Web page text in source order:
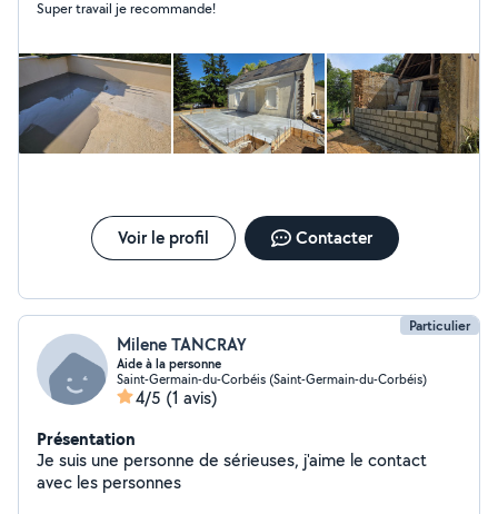
Super travail je recommande!
Voir le profil Contacter
Particulier
Milene TANCRAY
Aide à la personne
Saint-Germain-du-Corbéis (Saint-Germain-du-Corbéis)
4/5 (1 avis)
Présentation
Je suis une personne de sérieuses, j'aime le contact
avec les personnes